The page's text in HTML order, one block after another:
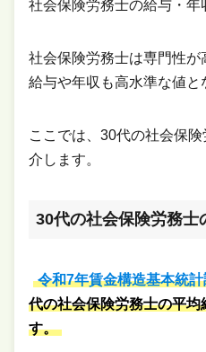
社会保険労務士の給与・年
社会保険労務士は専門性が
給与や年収も高水準な値と
ここでは、30代の社会保
介します。
30代の社会保険労務士
令和7年賃金構造基本統
代の社会保険労務士の平
す。